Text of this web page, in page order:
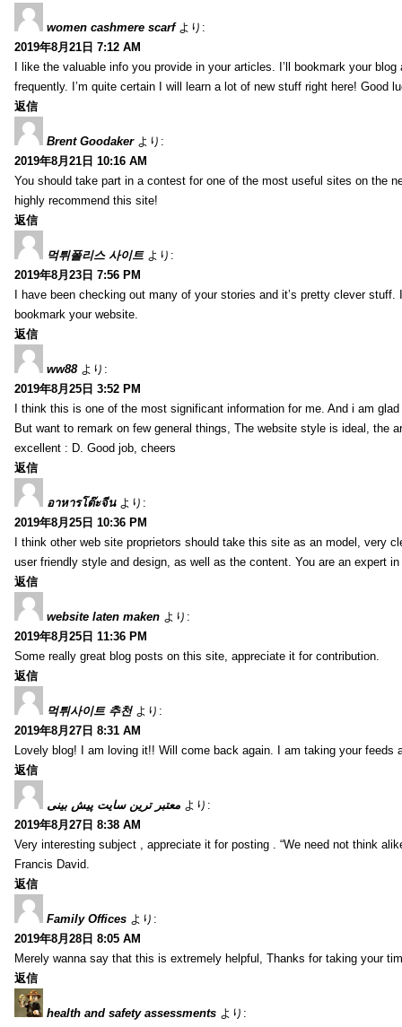
women cashmere scarf より:
2019年8月21日 7:12 AM
I like the valuable info you provide in your articles. I’ll bookmark your blog
frequently. I’m quite certain I will learn a lot of new stuff right here! Good
返信
Brent Goodaker より:
2019年8月21日 10:16 AM
You should take part in a contest for one of the most useful sites on the
highly recommend this site!
返信
먹튀폴리스 사이트 より:
2019年8月23日 7:56 PM
I have been checking out many of your stories and it’s pretty clever stuff.
bookmark your website.
返信
ww88 より:
2019年8月25日 3:52 PM
I think this is one of the most significant information for me. And i am
But want to remark on few general things, The website style is ideal, the
excellent : D. Good job, cheers
返信
อาหารโต๊ะจีน より:
2019年8月25日 10:36 PM
I think other web site proprietors should take this site as an model, very
user friendly style and design, as well as the content. You are an expert
返信
website laten maken より:
2019年8月25日 11:36 PM
Some really great blog posts on this site, appreciate it for contribution.
返信
먹튀사이트 추천 より:
2019年8月27日 8:31 AM
Lovely blog! I am loving it!! Will come back again. I am taking your feeds
返信
معتبر ترین سایت پیش بینی より:
2019年8月27日 8:38 AM
Very interesting subject , appreciate it for posting . “We need not think
Francis David.
返信
Family Offices より:
2019年8月28日 8:05 AM
Merely wanna say that this is extremely helpful, Thanks for taking your
返信
health and safety assessments より: